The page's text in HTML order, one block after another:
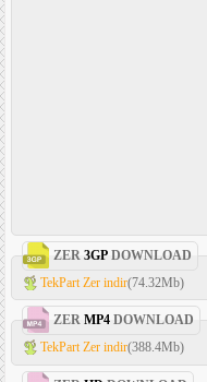
ZER 3GP DOWNLOAD
TekPart Zer indir(74.32Mb)
ZER MP4 DOWNLOAD
TekPart Zer indir(388.4Mb)